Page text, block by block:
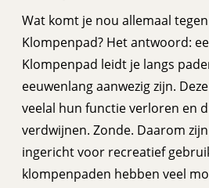
Wat komt je nou allemaal
Klompenpad? Het antwoord:
Klompenpad leidt je langs
eeuwenlang aanwezig zijn.
veelal hun functie verloren en
verdwijnen. Zonde. Daarom
ingericht voor recreatief
klompenpaden hebben veel